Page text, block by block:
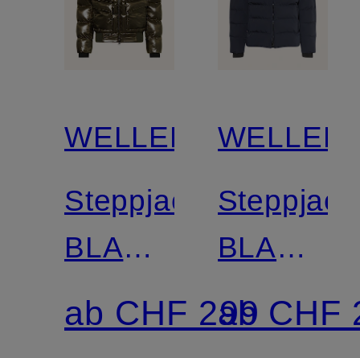
WELLENSTEYN
Steppjacke
BLACKBIRD
MEN
mit
ab CHF 299
mit
ab CHF